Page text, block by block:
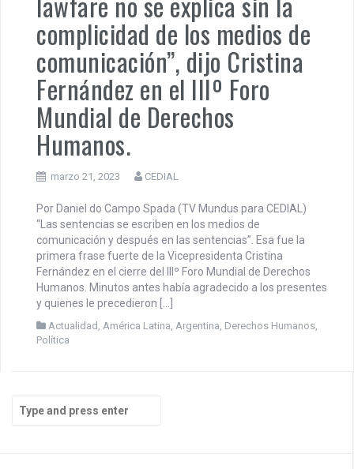
complicidad de los medios de
comunicación”, dijo Cristina
Fernández en el IIIº Foro
Mundial de Derechos
Humanos.
marzo 21, 2023 CEDIAL
Por Daniel do Campo Spada (TV Mundus para CEDIAL)
“Las sentencias se escriben en los medios de
comunicación y después en las sentencias”. Esa fue la
primera frase fuerte de la Vicepresidenta Cristina
Fernández en el cierre del IIIº Foro Mundial de Derechos
Humanos. Minutos antes había agradecido a los presentes
y quienes le precedieron […]
Actualidad , América Latina, Argentina, Derechos Humanos,
Política